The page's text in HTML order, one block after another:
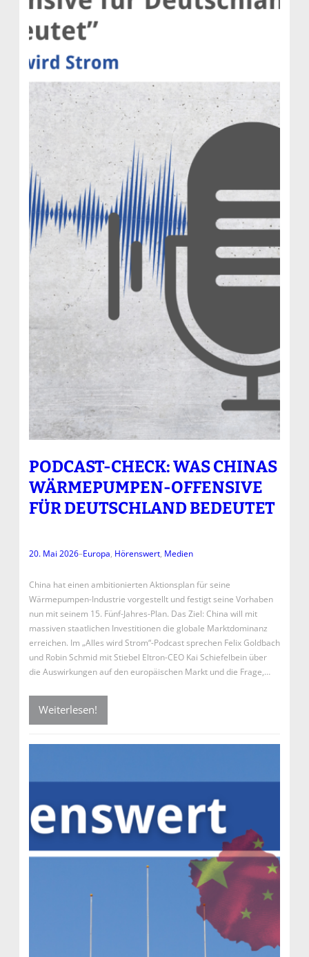
PODCAST-CHECK: WAS CHINAS
WÄRMEPUMPEN-OFFENSIVE
FÜR DEUTSCHLAND BEDEUTET
20. Mai 2026–Europa, Hörenswert, Medien
China hat einen ambitionierten Aktionsplan für seine
Wärmepumpen-Industrie vorgestellt und festigt seine Vorhaben
nun mit seinem 15. Fünf-Jahres-Plan. Das Ziel: China will mit
massiven staatlichen Investitionen die globale Marktdominanz
erreichen. Im „Alles wird Strom“-Podcast sprechen Felix Goldbach
und Robin Schmid mit Stiebel Eltron-CEO Kai Schiefelbein über
die Auswirkungen auf den europäischen Markt und die Frage,…
Weiterlesen!